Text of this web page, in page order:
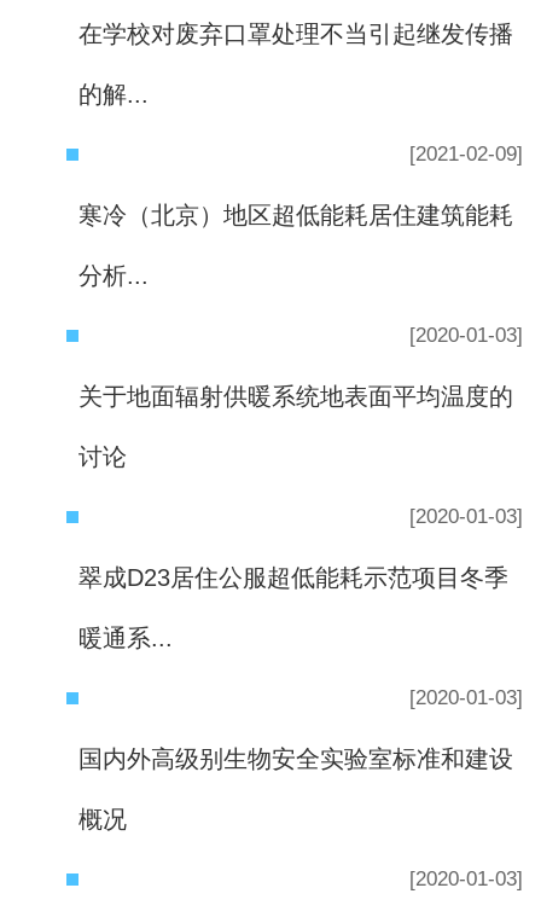
在学校对废弃口罩处理不当引起继发传播
的解...
[2021-02-09]
寒冷（北京）地区超低能耗居住建筑能耗
分析...
[2020-01-03]
关于地面辐射供暖系统地表面平均温度的
讨论
[2020-01-03]
翠成D23居住公服超低能耗示范项目冬季
暖通系...
[2020-01-03]
国内外高级别生物安全实验室标准和建设
概况
[2020-01-03]